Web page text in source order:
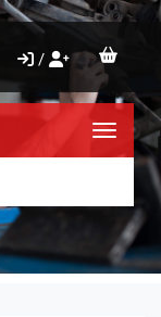
/
Toggle